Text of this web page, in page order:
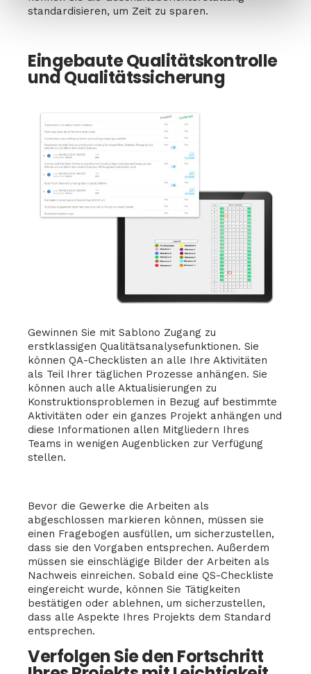
standardisieren, um Zeit zu sparen.
Eingebaute Qualitätskontrolle
und Qualitätssicherung
Gewinnen Sie mit Sablono Zugang zu
erstklassigen Qualitätsanalysefunktionen. Sie
können QA-Checklisten an alle Ihre Aktivitäten
als Teil Ihrer täglichen Prozesse anhängen. Sie
können auch alle Aktualisierungen zu
Konstruktionsproblemen in Bezug auf bestimmte
Aktivitäten oder ein ganzes Projekt anhängen und
diese Informationen allen Mitgliedern Ihres
Teams in wenigen Augenblicken zur Verfügung
stellen.
Bevor die Gewerke die Arbeiten als
abgeschlossen markieren können, müssen sie
einen Fragebogen ausfüllen, um sicherzustellen,
dass sie den Vorgaben entsprechen. Außerdem
müssen sie einschlägige Bilder der Arbeiten als
Nachweis einreichen. Sobald eine QS-Checkliste
eingereicht wurde, können Sie Tätigkeiten
bestätigen oder ablehnen, um sicherzustellen,
dass alle Aspekte Ihres Projekts dem Standard
entsprechen.
Verfolgen Sie den Fortschritt